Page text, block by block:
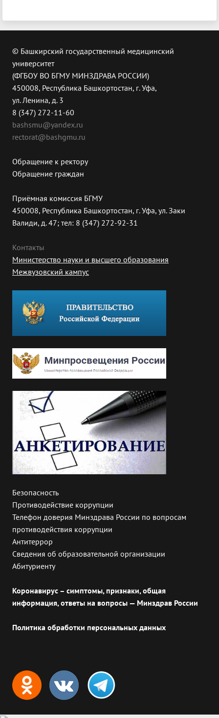
© Башкирский государственный медицинский
университет
(ФГБОУ ВО БГМУ МИНЗДРАВА РОССИИ)
450008, Республика Башкортостан, г. Уфа,
ул. Ленина, д. 3
8 (347) 272-11-60
bashsmu@yandex.ru
rectorat@bashgmu.ru
Обращение к ректору
Обращение граждан
Приёмная комиссия БГМУ
450008, Республика Башкортостан, г. Уфа, ул. Заки
Валиди, д. 47; тел: 8 (347) 272-92-31
Контакты
Министерство науки и высшего образования
Межвузовский кампус
Безопасность
Противодействие коррупции
Телефон доверия Минздрава России по вопросам
противодействия коррупции
Антитеррор
Сведения об образовательной организации
Абитуриенту
Коронавирус – симптомы, признаки, общая
информация, ответы на вопросы — Минздрав России
Политика обработки персональных данных